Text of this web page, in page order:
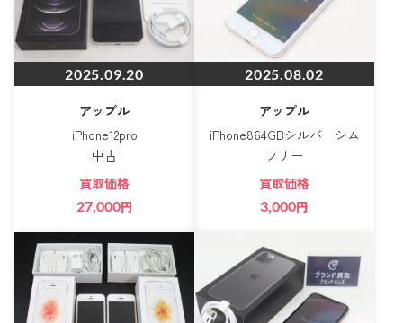
2025.09.20
アップル
iPhone12pro
中古
買取価格
27,000円
2025.08.02
アップル
iPhone864GBシルバーシム
フリー
買取価格
3,000円